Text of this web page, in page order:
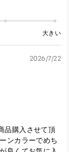
大きい
2026/7/22
品購入させて頂
ンカラーでめち